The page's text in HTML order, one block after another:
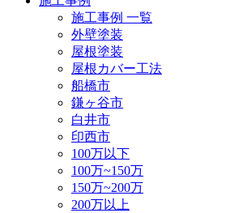
施工事例 一覧
外壁塗装
屋根塗装
屋根カバー工法
船橋市
鎌ヶ谷市
白井市
印西市
100万以下
100万~150万
150万~200万
200万以上